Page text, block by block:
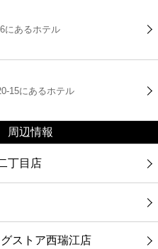
にあるホテル
15にあるホテル
周辺情報
丁目店
ストア西瑞江店